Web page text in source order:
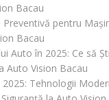
Bacau
pentru
Bacau
Auto în 2025: Ce să
Auto Vision Bacau
Tehnologii